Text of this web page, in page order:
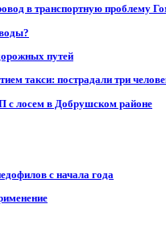
в транспортную проблему
путей
такси: пострадали три
с лосем в Добрушском районе
с начала года